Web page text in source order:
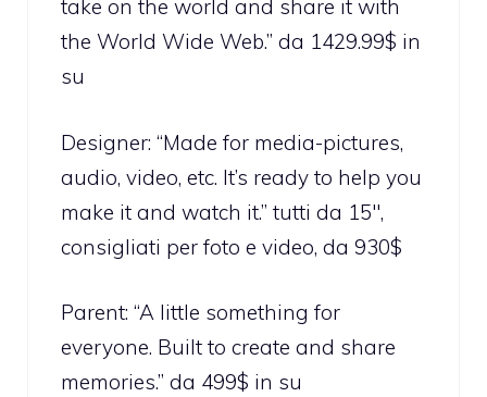
take on the world and share it with
the World Wide Web.” da 1429.99$ in
su
Designer: “Made for media-pictures,
audio, video, etc. It’s ready to help you
make it and watch it.” tutti da 15″,
consigliati per foto e video, da 930$
Parent: “A little something for
everyone. Built to create and share
memories.” da 499$ in su